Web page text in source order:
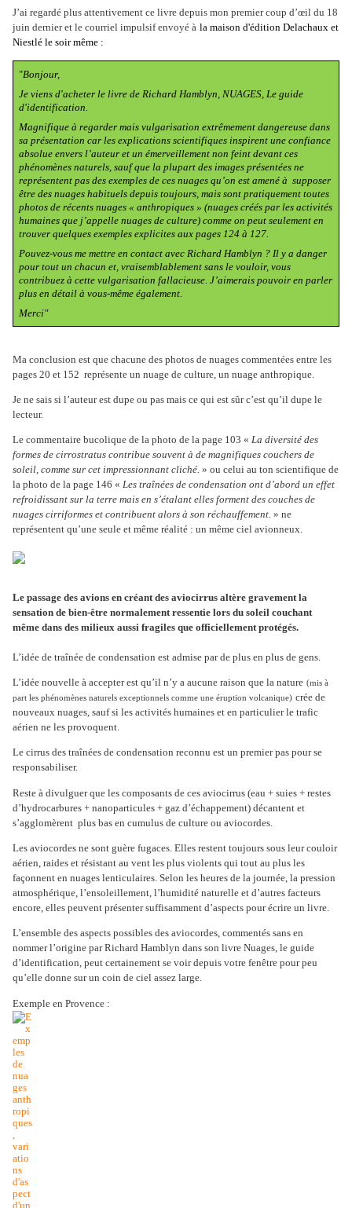
J’ai regardé plus attentivement ce livre depuis mon premier coup d’œil du 18
juin dernier et le courriel impulsif envoyé à la maison d'édition Delachaux et
Niestlé le soir même :
"Bonjour,
Je viens d'acheter le livre de Richard Hamblyn, NUAGES, Le guide
d'identification.
Magnifique à regarder mais vulgarisation extrêmement dangereuse dans
sa présentation car les explications scientifiques inspirent une confiance
absolue envers l’auteur et un émerveillement non feint devant ces
phénomènes naturels, sauf que la plupart des images présentées ne
représentent pas des exemples de ces nuages qu’on est amené à supposer
être des nuages habituels depuis toujours, mais sont pratiquement toutes
photos de récents nuages « anthropiques » (nuages créés par les activités
humaines que j’appelle nuages de culture) comme on peut seulement en
trouver quelques exemples explicites aux pages 124 à 127.
Pouvez-vous me mettre en contact avec Richard Hamblyn ? Il y a danger
pour tout un chacun et, vraisemblablement sans le vouloir, vous
contribuez à cette vulgarisation fallacieuse. J’aimerais pouvoir en parler
plus en détail à vous-même également.
Merci"
Ma conclusion est que chacune des photos de nuages commentées entre les
pages 20 et 152 représente un nuage de culture, un nuage anthropique.
Je ne sais si l’auteur est dupe ou pas mais ce qui est sûr c’est qu’il dupe le
lecteur.
Le commentaire bucolique de la photo de la page 103 « La diversité des
formes de cirrostratus contribue souvent à de magnifiques couchers de
soleil, comme sur cet impressionnant cliché. » ou celui au ton scientifique de
la photo de la page 146 « Les traînées de condensation ont d’abord un effet
refroidissant sur la terre mais en s’étalant elles forment des couches de
nuages cirriformes et contribuent alors à son réchauffement. » ne
représentent qu’une seule et même réalité : un même ciel avionneux.
Le passage des avions en créant des aviocirrus altère gravement la
sensation de bien-être normalement ressentie lors du soleil couchant
même dans des milieux aussi fragiles que officiellement protégés.
L’idée de traînée de condensation est admise par de plus en plus de gens.
L’idée nouvelle à accepter est qu’il n’y a aucune raison que la nature (mis à
part les phénomènes naturels exceptionnels comme une éruption volcanique) crée de
nouveaux nuages, sauf si les activités humaines et en particulier le trafic
aérien ne les provoquent.
Le cirrus des traînées de condensation reconnu est un premier pas pour se
responsabiliser.
Reste à divulguer que les composants de ces aviocirrus (eau + suies + restes
d’hydrocarbures + nanoparticules + gaz d’échappement) décantent et
s’agglomèrent plus bas en cumulus de culture ou aviocordes.
Les aviocordes ne sont guère fugaces. Elles restent toujours sous leur couloir
aérien, raides et résistant au vent les plus violents qui tout au plus les
façonnent en nuages lenticulaires. Selon les heures de la journée, la pression
atmosphérique, l’ensoleillement, l’humidité naturelle et d’autres facteurs
encore, elles peuvent présenter suffisamment d’aspects pour écrire un livre.
L’ensemble des aspects possibles des aviocordes, commentés sans en
nommer l’origine par Richard Hamblyn dans son livre Nuages, le guide
d’identification, peut certainement se voir depuis votre fenêtre pour peu
qu’elle donne sur un coin de ciel assez large.
Exemple en Provence :